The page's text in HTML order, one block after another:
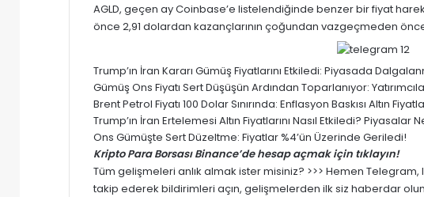
AGLD, geçen ay Coinbase’e listelendiğinde benzer bir fiyat
önce 2,91 dolardan kazançlarının çoğundan vazgeçmeden
Trump’ın İran Kararı Gümüş Fiyatlarını Etkiledi: Piyasada
Gümüş Ons Fiyatı Sert Düşüşün Ardından Toparlanıyor:
Brent Petrol Fiyatı 100 Dolar Sınırında: Enflasyon Baskısı Altın
Trump’ın İran Ertelemesi Altın Fiyatlarını Nasıl Etkiledi? Piyasalar
Ons Gümüşte Sert Düzeltme: Fiyatlar %4’ün Üzerinde Geriledi!
Kripto Para Borsası Binance’de hesap açmak için tıklayın!
Tüm gelişmeleri anlık almak ister misiniz? >>> Hemen Telegram,
takip ederek bildirimleri açın, gelişmelerden ilk siz haberdar